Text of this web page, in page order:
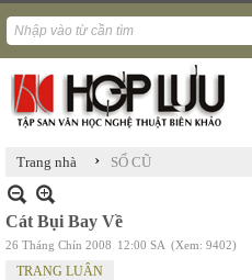
Trang nhà › SỐ CŨ
Cát Bụi Bay Về
26 Tháng Chín 2008 12:00 SA (Xem: 9402)
TRANG LUÂN